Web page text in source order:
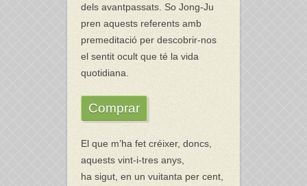
dels avantpassats. So Jong-Ju
pren aquests referents amb
premeditació per descobrir-nos
el sentit ocult que té la vida
quotidiana.
Comprar
El que m’ha fet créixer, doncs,
aquests vint-i-tres anys,
ha sigut, en un vuitanta per cent,